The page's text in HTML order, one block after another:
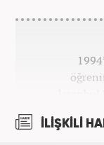
İLİŞKİLİ